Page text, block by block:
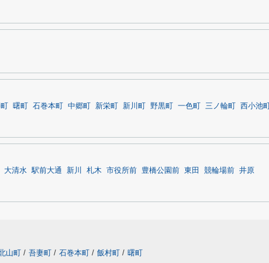
曙町 石巻本町 中郷町 新栄町 新川町 野黒町 一色町 三ノ輪町
西小池町
大清水 駅前大通 新川 札木 市役所前 豊橋公園前 東田 競輪場前 井原
山町 / 吾妻町 / 石巻本町 / 飯村町 / 曙町